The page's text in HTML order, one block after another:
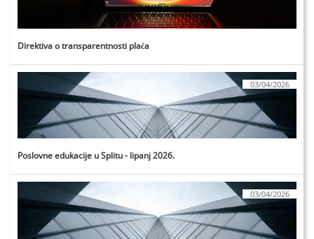
Direktiva o transparentnosti plaća
Poslovne edukacije u Splitu - lipanj 2026.
03/04/2026
03/04/2026